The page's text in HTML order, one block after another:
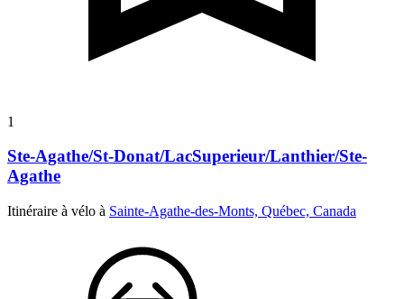
1
Ste-Agathe/St-Donat/LacSuperieur/Lanthier/Ste-
Agathe
Itinéraire à vélo à Sainte-Agathe-des-Monts, Québec, Canada